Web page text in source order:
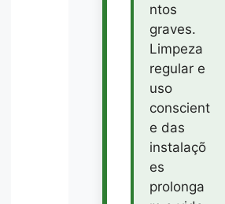
ntos
graves.
Limpeza
regular e
uso
conscient
e das
instalaçõ
es
prolonga